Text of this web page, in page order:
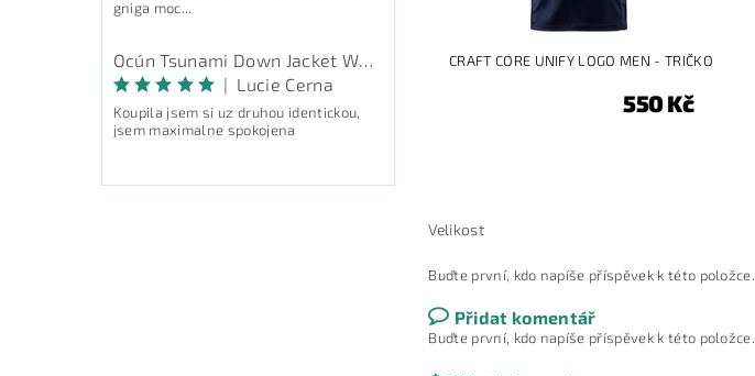
gniga moc...
| Lucie Cerna
Koupila jsem si uz druhou identickou,
jsem maximalne spokojena
CRAFT CORE UNIFY LOGO MEN - TRIČKO
550 Kč
Velikost
Buďte první, kdo napíše příspěvek k této položce.
Přidat komentář
Buďte první, kdo napíše příspěvek k této položce.